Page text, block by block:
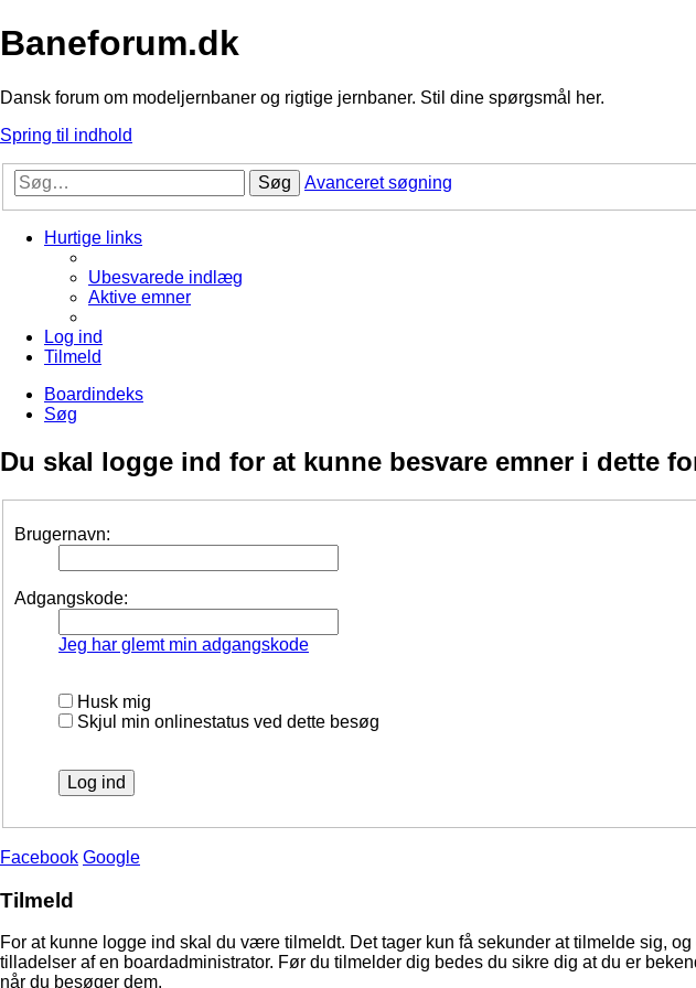
Baneforum.dk
Dansk forum om modeljernbaner og rigtige jernbaner. Stil dine spørgsmål her.
Spring til indhold
Søg Avanceret søgning
Hurtige links
Ubesvarede indlæg
Aktive emner
Log ind
Tilmeld
Boardindeks
Søg
Du skal logge ind for at kunne besvare emner i dette
Brugernavn:
Adgangskode:
Jeg har glemt min adgangskode
Husk mig
Skjul min onlinestatus ved dette besøg
Facebook Google
Tilmeld
For at kunne logge ind skal du være tilmeldt. Det tager kun få sekunder at tilmelde sig,
tilladelser af en boardadministrator. Før du tilmelder dig bedes du sikre dig at du er
når du besøger dem.